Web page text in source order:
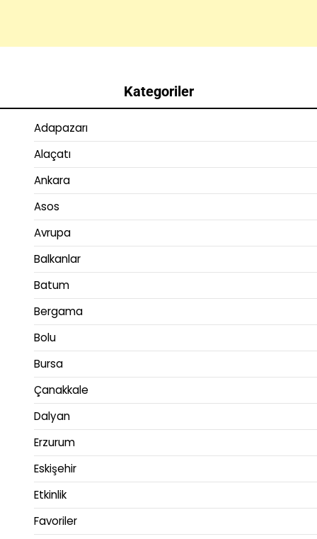
Kategoriler
Adapazarı
Alaçatı
Ankara
Asos
Avrupa
Balkanlar
Batum
Bergama
Bolu
Bursa
Çanakkale
Dalyan
Erzurum
Eskişehir
Etkinlik
Favoriler